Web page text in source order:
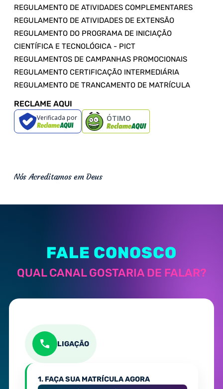
REGULAMENTO DE ATIVIDADES COMPLEMENTARES
REGULAMENTO DE ATIVIDADES DE EXTENSÃO
REGULAMENTO DO PROGRAMA DE INICIAÇÃO
CIENTÍFICA E TECNOLÓGICA - PICT
REGULAMENTOS DE CAMPANHAS PROMOCIONAIS
REGULAMENTO CERTIFICAÇÃO INTERMEDIÁRIA
REGULAMENTO DE TRANCAMENTO DE MATRÍCULA
RECLAME AQUI
Verificada por ÓTIMO
Nós Acreditamos em Deus
FALE CONOSCO
QUAL CANAL GOSTARIA DE FALAR?
LIGAÇÃO
1. FAÇA SUA MATRÍCULA AGORA